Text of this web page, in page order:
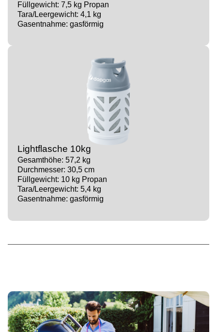
Füllgewicht: 7,5 kg Propan
Tara/Leergewicht: 4,1 kg
Gasentnahme: gasförmig
Lightflasche 10kg
Gesamthöhe: 57,2 kg
Durchmesser: 30,5 cm
Füllgewicht: 10 kg Propan
Tara/Leergewicht: 5,4 kg
Gasentnahme: gasförmig